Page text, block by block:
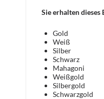
Sie erhalten dieses
Gold
Weiß
Silber
Schwarz
Mahagoni
Weißgold
Silbergold
Schwarzgold